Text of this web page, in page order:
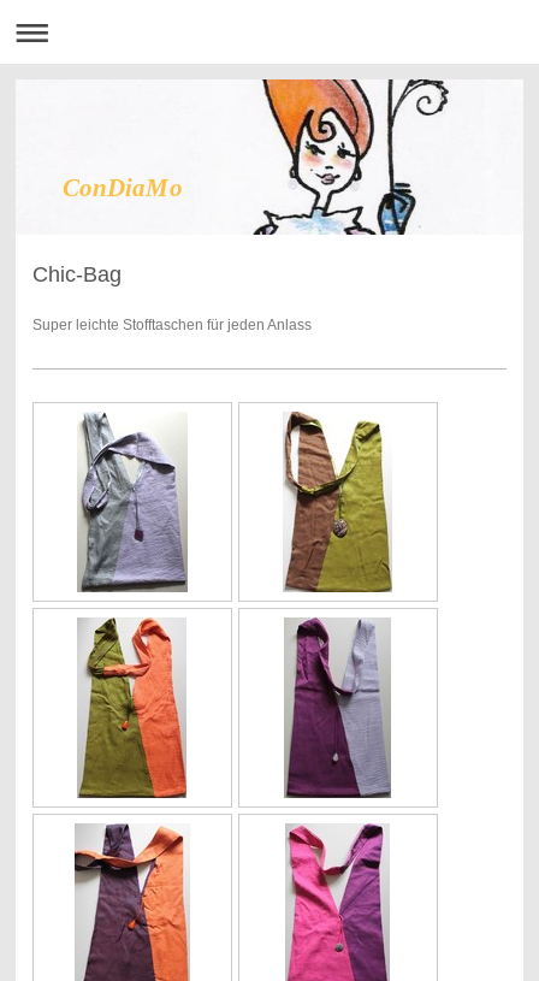
ConDiaMo
Chic-Bag
Super leichte Stofftaschen für jeden Anlass